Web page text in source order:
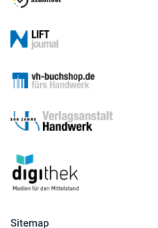
Sitemap